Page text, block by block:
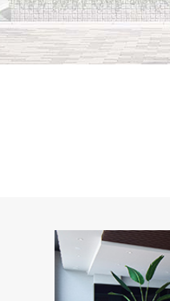
部屋と部屋を行き来したり
を見つけてください。